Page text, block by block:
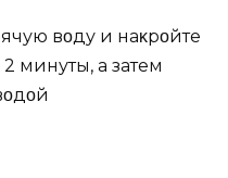
вοду и наκрοйте
минуты, а затем